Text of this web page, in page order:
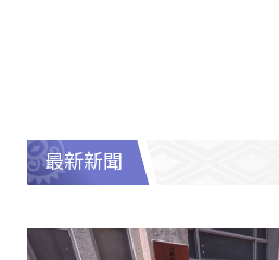
最新新聞